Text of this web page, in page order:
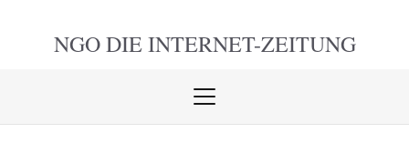
NGO DIE INTERNET-ZEITUNG
Menü